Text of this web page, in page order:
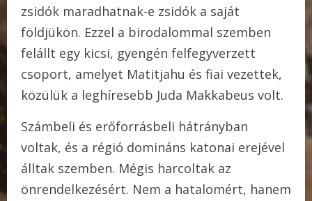
zsidók maradhatnak-e zsidók a saját
földjükön. Ezzel a birodalommal szemben
felállt egy kicsi, gyengén felfegyverzett
csoport, amelyet Matitjahu és fiai vezettek,
közülük a leghíresebb Juda Makkabeus volt.
Számbeli és erőforrásbeli hátrányban
voltak, és a régió domináns katonai erejével
álltak szemben. Mégis harcoltak az
önrendelkezésért. Nem a hatalomért, hanem